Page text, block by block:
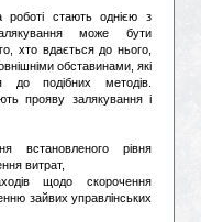
роботі стають однією з
може бути
хто вдається до нього,
обставинами, які
до подібних методів.
прояву залякування і
встановленого рівня
витрат,
щодо скорочення
зайвих управлінських